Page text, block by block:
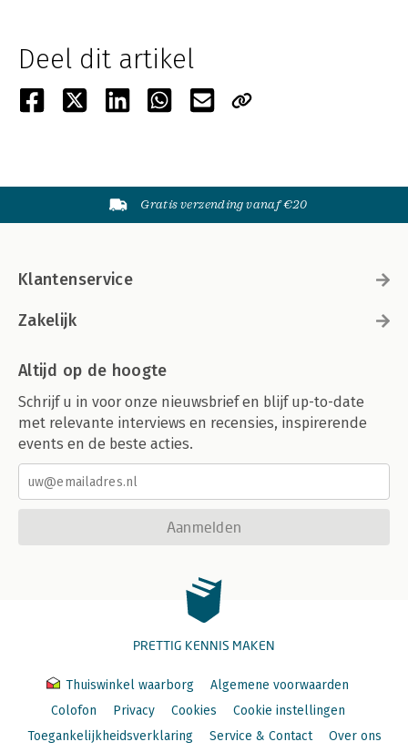
Deel dit artikel
Gratis verzending vanaf €20
Klantenservice
Zakelijk
Altijd op de hoogte
Schrijf u in voor onze nieuwsbrief en blijf up-to-date
met relevante interviews en recensies, inspirerende
events en de beste acties.
Aanmelden
PRETTIG KENNIS MAKEN
Thuiswinkel waarborg
Algemene voorwaarden
Colofon
Privacy Cookies
Cookie instellingen
Toegankelijkheidsverklaring
Service & Contact Over ons